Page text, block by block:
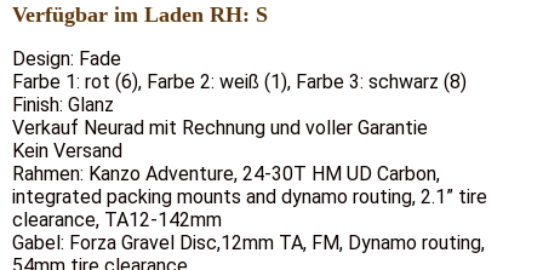
Verfügbar im Laden RH: S
Design: Fade
Farbe 1: rot (6), Farbe 2: weiß (1), Farbe 3: schwarz (8)
Finish: Glanz
Verkauf Neurad mit Rechnung und voller Garantie
Kein Versand
Rahmen: Kanzo Adventure, 24-30T HM UD Carbon,
integrated packing mounts and dynamo routing, 2.1” tire
clearance, TA12-142mm
Gabel: Forza Gravel Disc,12mm TA, FM, Dynamo routing,
54mm tire clearance